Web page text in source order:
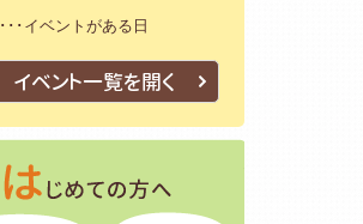
･･･イベントがある日
イベント一覧を開く
はじめての方